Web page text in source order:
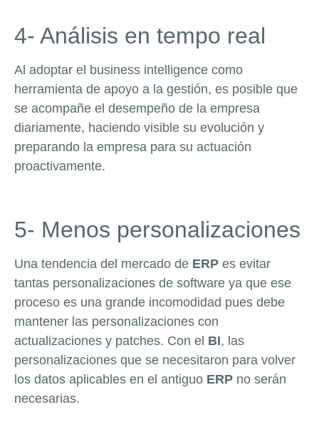
4- Análisis en tempo real
Al adoptar el business intelligence como
herramienta de apoyo a la gestión, es posible que
se acompañe el desempeño de la empresa
diariamente, haciendo visible su evolución y
preparando la empresa para su actuación
proactivamente.
5- Menos personalizaciones
Una tendencia del mercado de ERP es evitar
tantas personalizaciones de software ya que ese
proceso es una grande incomodidad pues debe
mantener las personalizaciones con
actualizaciones y patches. Con el BI, las
personalizaciones que se necesitaron para volver
los datos aplicables en el antiguo ERP no serán
necesarias.